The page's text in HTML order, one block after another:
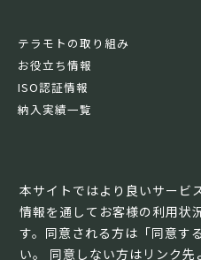
本サイトではより良いサービ
情報を通してお客様の利用状
す。同意される方は「同意す
い。 同意しない方はリンク
テラモトの取り組み
お役立ち情報
ISO認証情報
納入実績一覧